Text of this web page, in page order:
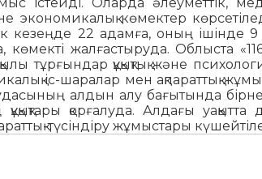
экономикалық көмектер
кезеңде 22 адамға, оның ішінде 9
жалғастыруда. Облыста
тұрғындар құқықтық және
іс-шаралар мен ақпараттық
алдын алу бағытында
құқықтары қорғалуда. Алдағы
түсіндіру жұмыстары